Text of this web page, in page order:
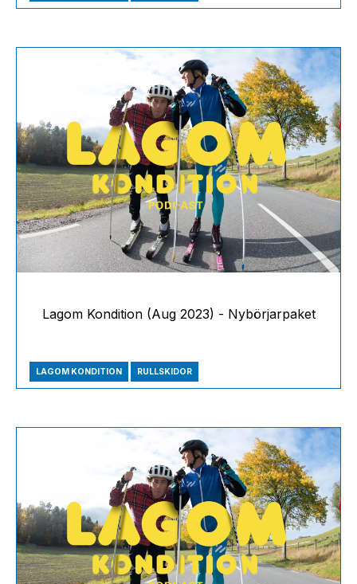
Lagom Kondition (Aug 2023) - Nybörjarpaket
LAGOM KONDITION RULLSKIDOR